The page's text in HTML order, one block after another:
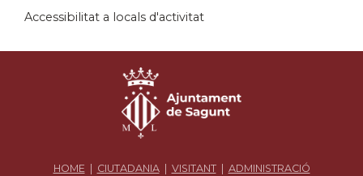
Accessibilitat a locals d'activitat
HOME| CIUTADANIA| VISITANT| ADMINISTRACIÓ